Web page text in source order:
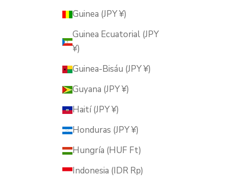
Guinea (JPY ¥)
Guinea Ecuatorial (JPY
¥)
Guinea-Bisáu (JPY ¥)
Guyana (JPY ¥)
Haití (JPY ¥)
Honduras (JPY ¥)
Hungría (HUF Ft)
Indonesia (IDR Rp)